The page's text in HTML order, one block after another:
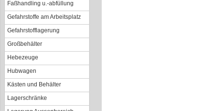
Faßhandling u.-abfüllung
Gefahrstoffe am Arbeitsplatz
Gefahrstofflagerung
Großbehälter
Hebezeuge
Hubwagen
Kästen und Behälter
Lagerschränke